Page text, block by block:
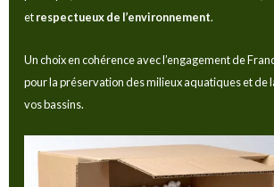
etrespectueux de l’environnement.
Un choix en cohérence avec l’engagement de
pour la préservation des milieux aquatiques et de
vos bassins.